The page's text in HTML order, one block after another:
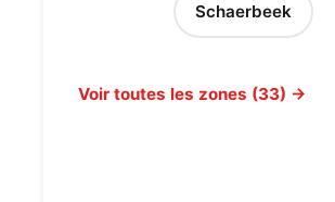
Schaerbeek
Voir toutes les zones (33) →